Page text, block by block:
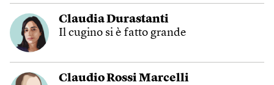
Claudia Durastanti
Il cugino si è fatto grande
Claudio Rossi Marcelli